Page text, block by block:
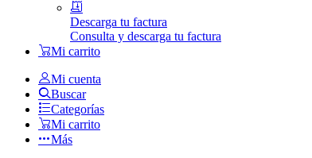
Descarga tu factura
Consulta y descarga tu factura
Mi carrito
Mi cuenta
Buscar
Categorías
Mi carrito
Más